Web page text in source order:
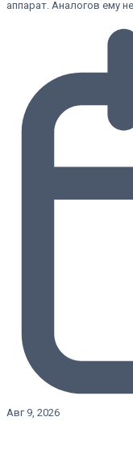
аппарат. Аналогов ему
Авг 9, 2026